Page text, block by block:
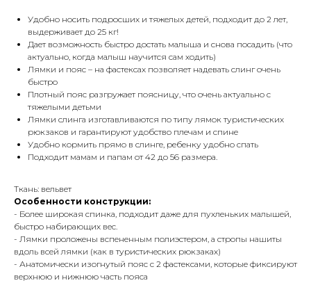
Удобно носить подросших и тяжелых детей, подходит до 2 лет,
выдерживает до 25 кг!
Дает возможность быстро достать малыша и снова посадить (что
актуально, когда малыш научится сам ходить)
Лямки и пояс – на фастексах позволяет надевать слинг очень
быстро
Плотный пояс разгружает поясницу, что очень актуально с
тяжелыми детьми
Лямки слинга изготавливаются по типу лямок туристических
рюкзаков и гарантируют удобство плечам и спине
Удобно кормить прямо в слинге, ребенку удобно спать
Подходит мамам и папам от 42 до 56 размера.
Ткань: вельвет
Особенности конструкции:
- Более широкая спинка, подходит даже для пухленьких малышей,
быстро набирающих вес.
- Лямки проложены вспененным полиэстером, а стропы нашиты
вдоль всей лямки (как в туристических рюкзаках)
- Анатомически изогнутый пояс с 2 фастексами, которые фиксируют
верхнюю и нижнюю часть пояса